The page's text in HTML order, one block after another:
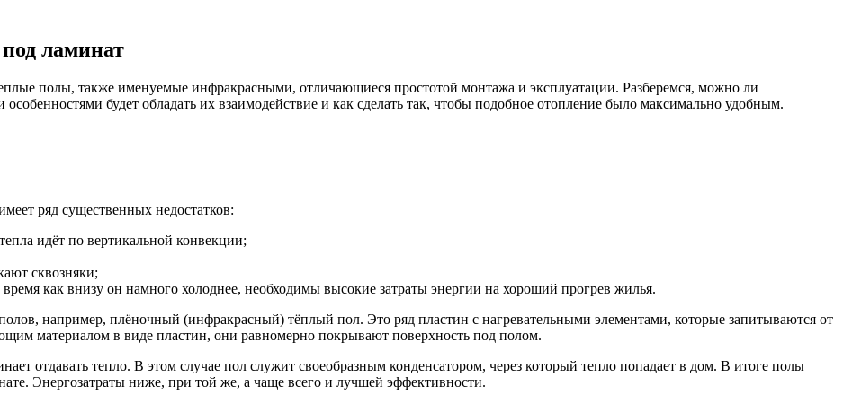
ламинат
полы, также именуемые инфракрасными, отличающиеся простотой монтажа и эксплуатации. Разберемся, можно ли
будет обладать их взаимодействие и как сделать так, чтобы подобное отопление было максимально удобным.
ряд существенных недостатков:
идёт по вертикальной конвекции;
сквозняки;
как внизу он намного холоднее, необходимы высокие затраты энергии на хороший прогрев жилья.
например, плёночный (инфракрасный) тёплый пол. Это ряд пластин с нагревательными элементами, которые запитываются от
материалом в виде пластин, они равномерно покрывают поверхность под полом.
отдавать тепло. В этом случае пол служит своеобразным конденсатором, через который тепло попадает в дом. В итоге полы
Энергозатраты ниже, при той же, а чаще всего и лучшей эффективности.